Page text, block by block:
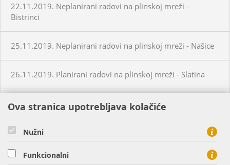
22.11.2019. Neplanirani radovi na plinskoj mreži -
Bistrinci
25.11.2019. Neplanirani radovi na plinskoj mreži - Našice
26.11.2019. Planirani radovi na plinskoj mreži - Slatina
26.11.2019. Neplanirani radovi na plinskoj mreži - Osijek
28.11.2019. Neplanirani radovi na plinskoj mreži -
Valpovo
Ova stranica upotrebljava kolačiće
Nužni
Funkcionalni